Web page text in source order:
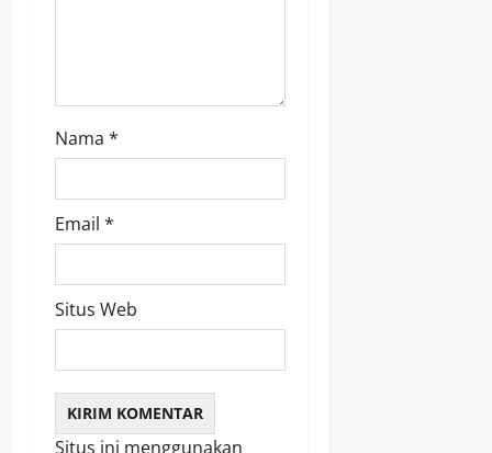
Nama *
Email *
Situs Web
Situs ini menggunakan